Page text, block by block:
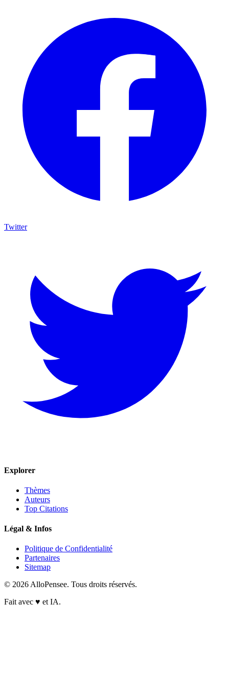
Twitter
Explorer
Thèmes
Auteurs
Top Citations
Légal & Infos
Politique de Confidentialité
Partenaires
Sitemap
© 2026 AlloPensee. Tous droits réservés.
Fait avec ♥ et IA.